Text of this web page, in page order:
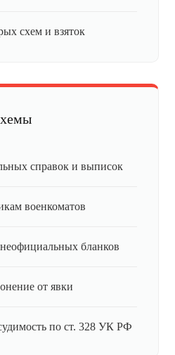
схем и взяток
справок и выписок
военкоматов
бланков
от явки
по ст. 328 УК РФ